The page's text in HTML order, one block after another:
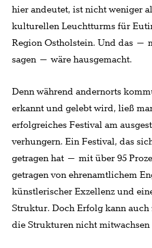
hier andeutet, ist nicht weniger
kulturellen Leuchtturms für
Region Ostholstein. Und das –
sagen – wäre hausgemacht.
Denn während andernorts
erkannt und gelebt wird, ließ
erfolgreiches Festival am
verhungern. Ein Festival, das
getragen hat – mit über 95
getragen von ehrenamtlichem
künstlerischer Exzellenz und
Struktur. Doch Erfolg kann auch
die Strukturen nicht mitwachsen